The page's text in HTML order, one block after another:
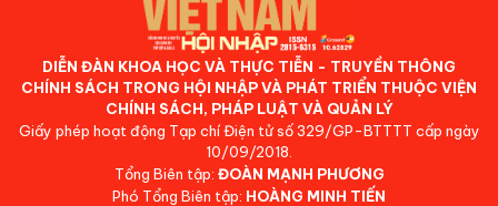
DIỄN ĐÀN KHOA HỌC VÀ THỰC TIỄN - TRUYỀN THÔNG
CHÍNH SÁCH TRONG HỘI NHẬP VÀ PHÁT TRIỂN THUỘC VIỆN
CHÍNH SÁCH, PHÁP LUẬT VÀ QUẢN LÝ
Giấy phép hoạt động Tạp chí Điện tử số 329/GP-BTTTT cấp ngày
10/09/2018.
Tổng Biên tập: ĐOÀN MẠNH PHƯƠNG
Phó Tổng Biên tập: HOÀNG MINH TIẾN